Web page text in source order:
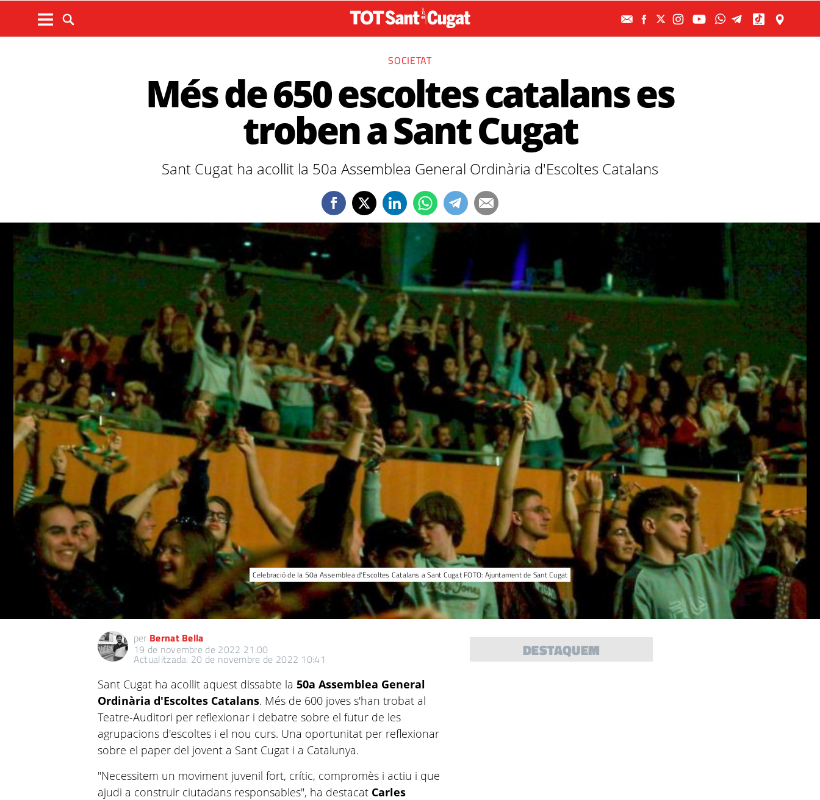
SOCIETAT
Més de 650 escoltes catalans es
troben a Sant Cugat
Sant Cugat ha acollit la 50a Assemblea General Ordinària d'Escoltes Catalans
Celebració de la 50a Assemblea d'Escoltes Catalans a Sant Cugat FOTO: Ajuntament de Sant Cugat
per Bernat Bella
19 de novembre de 2022 21:00
Actualitzada: 20 de novembre de 2022 10:41
Sant Cugat ha acollit aquest dissabte la50a Assemblea General
Ordinària d'Escoltes Catalans. Més de 600 joves s'han trobat al
Teatre-Auditori per reflexionar i debatre sobre el futur de les
agrupacions d'escoltes i el nou curs. Una oportunitat per reflexionar
sobre el paper del jovent a Sant Cugat i a Catalunya.
"Necessitem un moviment juvenil fort, crític, compromès i actiu i que
ajudi a construir ciutadans responsables", ha destacat Carles
DESTAQUEM